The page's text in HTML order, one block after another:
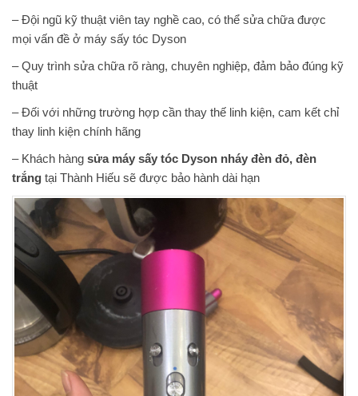
– Đội ngũ kỹ thuật viên tay nghề cao, có thể sửa chữa được
mọi vấn đề ở máy sấy tóc Dyson
– Quy trình sửa chữa rõ ràng, chuyên nghiệp, đảm bảo đúng kỹ
thuật
– Đối với những trường hợp cần thay thế linh kiện, cam kết chỉ
thay linh kiện chính hãng
– Khách hàng sửa máy sấy tóc Dyson nháy đèn đỏ, đèn
trắng tại Thành Hiếu sẽ được bảo hành dài hạn